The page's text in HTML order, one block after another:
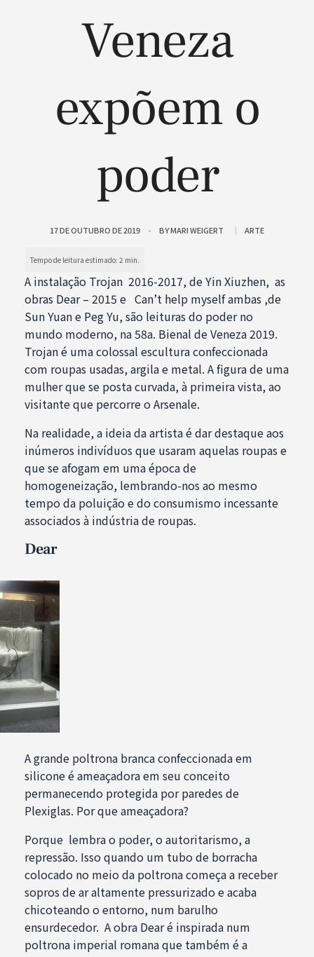
Veneza
expõem o
poder
17 DE OUTUBRO DE 2019 BYMARI WEIGERT ARTE
A instalação Trojan 2016-2017, de Yin Xiuzhen, as
obras Dear – 2015 e Can’t help myself ambas ,de
Sun Yuan e Peg Yu, são leituras do poder no
mundo moderno, na 58a. Bienal de Veneza 2019.
Trojan é uma colossal escultura confeccionada
com roupas usadas, argila e metal. A figura de uma
mulher que se posta curvada, à primeira vista, ao
visitante que percorre o Arsenale.
Na realidade, a ideia da artista é dar destaque aos
inúmeros indivíduos que usaram aquelas roupas e
que se afogam em uma época de
homogeneização, lembrando-nos ao mesmo
tempo da poluição e do consumismo incessante
associados à indústria de roupas.
Dear
A grande poltrona branca confeccionada em
silicone é ameaçadora em seu conceito
permanecendo protegida por paredes de
Plexiglas. Por que ameaçadora?
Porque lembra o poder, o autoritarismo, a
repressão. Isso quando um tubo de borracha
colocado no meio da poltrona começa a receber
sopros de ar altamente pressurizado e acaba
chicoteando o entorno, num barulho
ensurdecedor. A obra Dear é inspirada num
poltrona imperial romana que também é a